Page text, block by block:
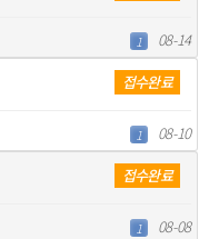
1 08-14
접수완료
1 08-10
접수완료
1 08-08